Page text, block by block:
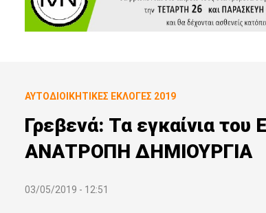
ΑΥΤΟΔΙΟΙΚΗΤΙΚΕΣ ΕΚΛΟΓΕΣ 2019
Γρεβενά: Τα εγκαίνια του
ΑΝΑΤΡΟΠΗ ΔΗΜΙΟΥΡΓΙΑ
03/05/2019 - 12:51